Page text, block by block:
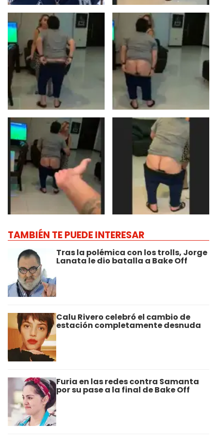
TAMBIÉN TE PUEDE INTERESAR
Tras la polémica con los trolls, Jorge
Lanata le dio batalla a Bake Off
Calu Rivero celebró el cambio de
estación completamente desnuda
Furia en las redes contra Samanta
por su pase a la final de Bake Off